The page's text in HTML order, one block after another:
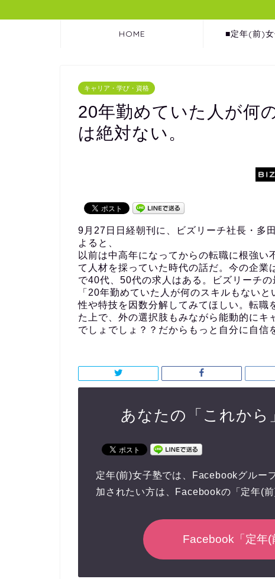
HOME ■定年(前)
キャリア・学び・資格
20年勤めていた人が何
は絶対ない。
9月27日日経朝刊に、ビズリーチ社長・多
よると、
以前は中高年になってからの転職に根強
て人材を採っていた時代の話だ。今の企業
で40代、50代の求人はある。ビズリーチ
「20年勤めていた人が何のスキルもない
性や特技を因数分解してみてほしい。転職
た上で、外の選択肢もみながら能動的にキ
でしょでしょ？？だからもっと自分に自信
あなたの「これから
定年(前)女子塾では、Facebookグルー
加されたい方は、Facebookの「定年(
Facebook「定年(